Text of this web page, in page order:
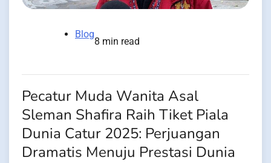
Blog
8 min read
Pecatur Muda Wanita Asal
Sleman Shafira Raih Tiket Piala
Dunia Catur 2025: Perjuangan
Dramatis Menuju Prestasi Dunia